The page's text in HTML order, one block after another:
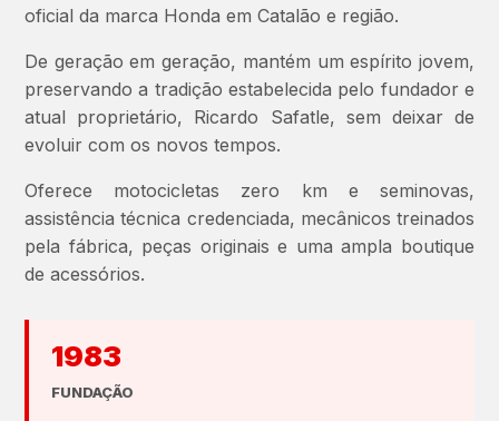
oficial da marca Honda em Catalão e região.
De geração em geração, mantém um espírito jovem,
preservando a tradição estabelecida pelo fundador e
atual proprietário, Ricardo Safatle, sem deixar de
evoluir com os novos tempos.
Oferece motocicletas zero km e seminovas,
assistência técnica credenciada, mecânicos treinados
pela fábrica, peças originais e uma ampla boutique
de acessórios.
1983
FUNDAÇÃO